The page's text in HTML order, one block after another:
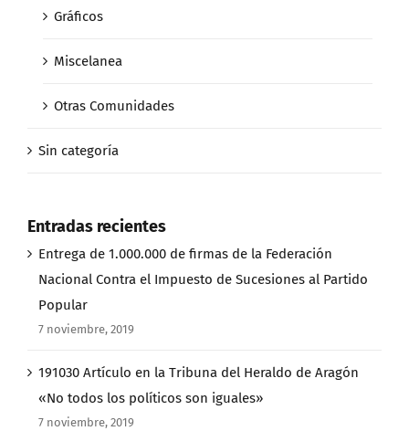
Gráficos
Miscelanea
Otras Comunidades
Sin categoría
Entradas recientes
Entrega de 1.000.000 de firmas de la Federación
Nacional Contra el Impuesto de Sucesiones al Partido
Popular
7 noviembre, 2019
191030 Artículo en la Tribuna del Heraldo de Aragón
«No todos los políticos son iguales»
7 noviembre, 2019